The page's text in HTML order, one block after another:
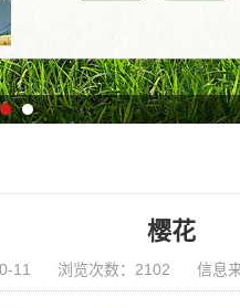
樱花
11 浏览次数：2102 信息